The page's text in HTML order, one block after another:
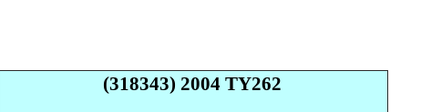
(318343) 2004 TY262